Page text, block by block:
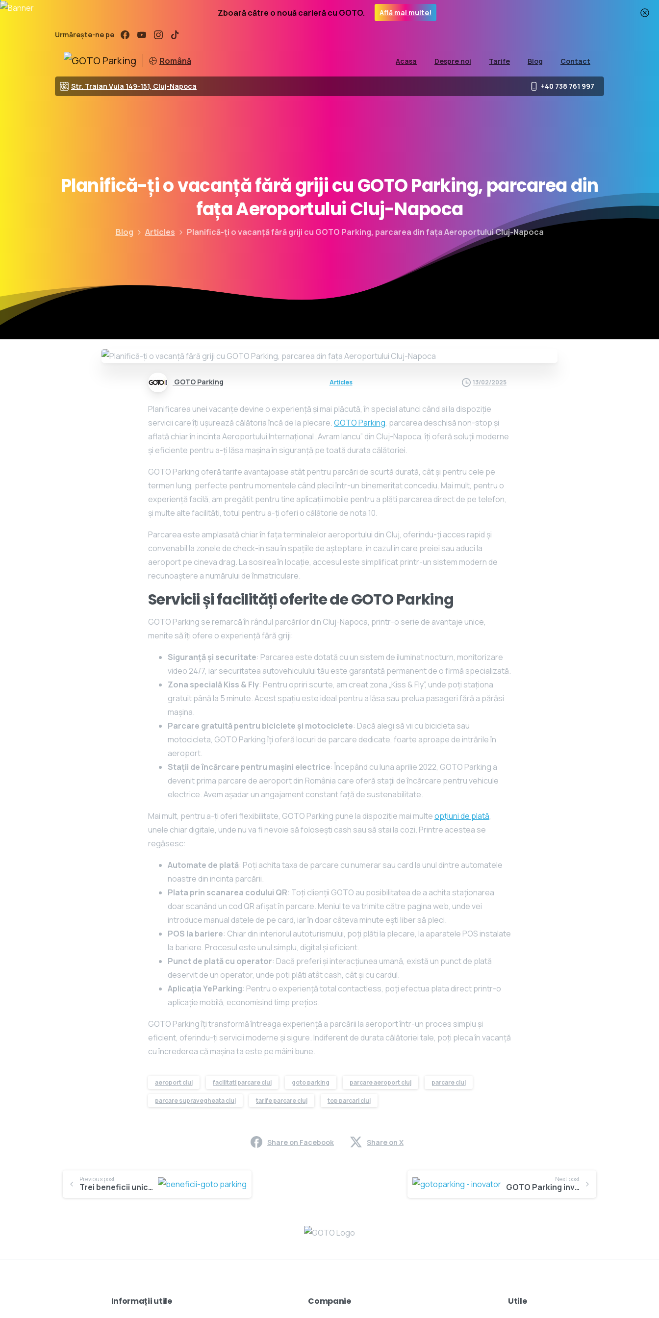
Zboară către o nouă carieră cu GOTO. Află mai multe!
Urmărește-ne pe
Română Acasa Despre noi Tarife Blog Contact
Str. Traian Vuia 149-151, Cluj-Napoca +40 738 761 997
Planifică-țiovacanțăfărăgrijicuGOTOParking,parcareadin
fațaAeroportuluiCluj-Napoca
Blog Articles Planifică-ți o vacanță fără griji cu GOTO Parking, parcarea din fața Aeroportului Cluj-Napoca
GOTO Parking Articles 13/02/2025
Planificarea unei vacanțe devine o experiență și mai plăcută, în special atunci când ai la dispoziție
servicii care îți ușurează călătoria încă de la plecare.GOTO Parking, parcarea deschisă non-stop și
aflată chiar în incinta Aeroportului Internațional „Avram Iancu” din Cluj-Napoca, îți oferă soluții moderne
și eficiente pentru a-ți lăsa mașina în siguranță pe toată durata călătoriei.
GOTO Parking oferă tarife avantajoase atât pentru parcări de scurtă durată, cât și pentru cele pe
termen lung, perfecte pentru momentele când pleci într-un binemeritat concediu. Mai mult, pentru o
experiență facilă, am pregătit pentru tine aplicații mobile pentru a plăti parcarea direct de pe telefon,
și multe alte facilități, totul pentru a-ți oferi o călătorie de nota 10.
Parcarea este amplasată chiar în fața terminalelor aeroportului din Cluj, oferindu-ți acces rapid și
convenabil la zonele de check-in sau în spațiile de așteptare, în cazul în care preiei sau aduci la
aeroport pe cineva drag. La sosirea în locație, accesul este simplificat printr-un sistem modern de
recunoaștere a numărului de înmatriculare.
Servicii și facilități oferite de GOTO Parking
GOTO Parking se remarcă în rândul parcărilor din Cluj-Napoca, printr-o serie de avantaje unice,
menite să îți ofere o experiență fără griji:
Siguranță și securitate: Parcarea este dotată cu un sistem de iluminat nocturn, monitorizare
video 24/7, iar securitatea autovehiculului tău este garantată permanent de o firmă specializată.
Zona specială Kiss & Fly: Pentru opriri scurte, am creat zona „Kiss & Fly”, unde poți staționa
gratuit până la 5 minute. Acest spațiu este ideal pentru a lăsa sau prelua pasageri fără a părăsi
mașina.
Parcare gratuită pentru biciclete și motociclete: Dacă alegi să vii cu bicicleta sau
motocicleta, GOTO Parking îți oferă locuri de parcare dedicate, foarte aproape de intrările în
aeroport.
Stații de încărcare pentru mașini electrice: Începând cu luna aprilie 2022, GOTO Parking a
devenit prima parcare de aeroport din România care oferă stații de încărcare pentru vehicule
electrice. Avem așadar un angajament constant față de sustenabilitate.
Mai mult, pentru a-ți oferi flexibilitate, GOTO Parking pune la dispoziție mai multeopțiuni de plată,
unele chiar digitale, unde nu va fi nevoie să folosești cash sau să stai la cozi. Printre acestea se
regăsesc:
Automate de plată: Poți achita taxa de parcare cu numerar sau card la unul dintre automatele
noastre din incinta parcării.
Plata prin scanarea codului QR: Toți clienții GOTO au posibilitatea de a achita staționarea
doar scanând un cod QR afișat în parcare. Meniul te va trimite către pagina web, unde vei
introduce manual datele de pe card, iar în doar câteva minute ești liber să pleci.
POS la bariere: Chiar din interiorul autoturismului, poți plăti la plecare, la aparatele POS instalate
la bariere. Procesul este unul simplu, digital și eficient.
Punct de plată cu operator: Dacă preferi și interacțiunea umană, există un punct de plată
deservit de un operator, unde poți plăti atât cash, cât și cu cardul.
Aplicația YeParking: Pentru o experiență total contactless, poți efectua plata direct printr-o
aplicație mobilă, economisind timp prețios.
GOTO Parking îți transformă întreaga experiență a parcării la aeroport într-un proces simplu și
eficient, oferindu-ți servicii moderne și sigure. Indiferent de durata călătoriei tale, poți pleca în vacanță
cu încrederea că mașina ta este pe mâini bune.
aeroport cluj facilitati parcare cluj goto parking parcare aeroport cluj parcare cluj
parcare supravegheata cluj tarife parcare cluj top parcari cluj
Share on Facebook Share on X
Continue
Previous post
Trei beneficii unice pe care le găsești la GOTO Parking
Next post
GOTO Parking invește în sustenabilitate, servicii moderne, digitalizare și o infrastructură durabilă
Informații utile Companie Utile